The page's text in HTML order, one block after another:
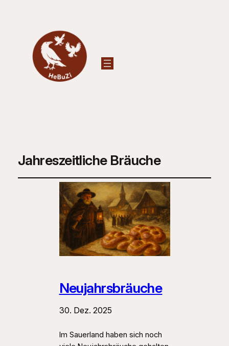
Jahreszeitliche Bräuche
Neujahrsbräuche
30. Dez. 2025
Im Sauerland haben sich noch